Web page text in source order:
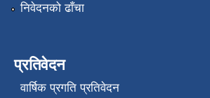
निवेदनको ढाँचा
प्रतिवेदन
वार्षिक प्रगति प्रतिवेदन